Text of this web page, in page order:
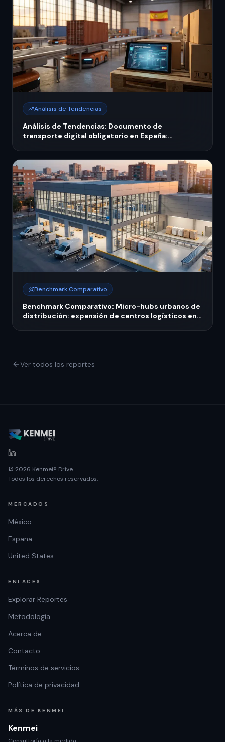
Análisis de Tendencias
Análisis de Tendencias: Documento de
transporte digital obligatorio en España:
Benchmark Comparativo
Benchmark Comparativo: Micro-hubs urbanos de
distribución: expansión de centros logísticos en
Ver todos los reportes
© 2026 Kenmei® Drive.
Todos los derechos reservados.
MERCADOS
México
España
United States
ENLACES
Explorar Reportes
Metodología
Acerca de
Contacto
Términos de servicios
Política de privacidad
MÁS DE KENMEI
Kenmei